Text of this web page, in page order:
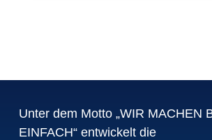
Unter dem Motto „WIR MACHEN
EINFACH“ entwickelt die